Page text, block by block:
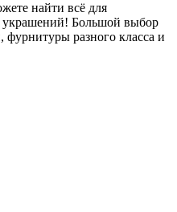
найти всё для
украшений! Большой выбор
разного класса и